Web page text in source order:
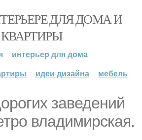
ДЛЯ ДОМА И
КВАРТИРЫ
интерьер для дома
идеи дизайна мебель
заведений
владимирская.